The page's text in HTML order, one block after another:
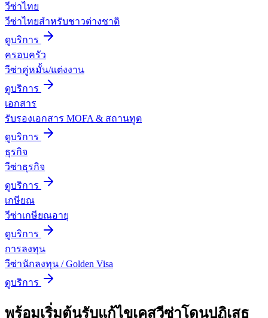
วีซ่าไทย
วีซ่าไทยสำหรับชาวต่างชาติ
ดูบริการ
ครอบครัว
วีซ่าคู่หมั้น/แต่งงาน
ดูบริการ
เอกสาร
รับรองเอกสาร MOFA & สถานทูต
ดูบริการ
ธุรกิจ
วีซ่าธุรกิจ
ดูบริการ
เกษียณ
วีซ่าเกษียณอายุ
ดูบริการ
การลงทุน
วีซ่านักลงทุน / Golden Visa
ดูบริการ
พร้อมเริ่มต้นรับแก้ไขเคสวีซ่าโดนปฏิเสธ